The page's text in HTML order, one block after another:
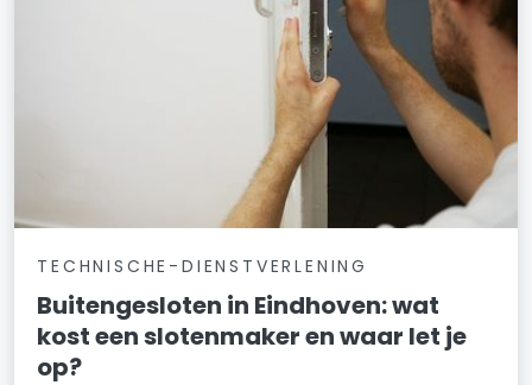
TECHNISCHE-DIENSTVERLENING
Buitengesloten in Eindhoven: wat
kost een slotenmaker en waar let je
op?